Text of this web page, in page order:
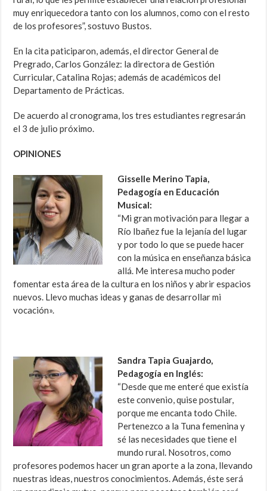
muy enriquecedora tanto con los alumnos, como con el resto
de los profesores”, sostuvo Bustos.
En la cita paticiparon, además, el director General de
Pregrado, Carlos González: la directora de Gestión
Curricular, Catalina Rojas; además de académicos del
Departamento de Prácticas.
De acuerdo al cronograma, los tres estudiantes regresarán
el 3 de julio próximo.
OPINIONES
Gisselle Merino Tapia,
Pedagogía en Educación
Musical:
“Mi gran motivación para llegar a
Río Ibañez fue la lejanía del lugar
y por todo lo que se puede hacer
con la música en enseñanza básica
allá. Me interesa mucho poder
fomentar esta área de la cultura en los niños y abrir espacios
nuevos. Llevo muchas ideas y ganas de desarrollar mi
vocación».
Sandra Tapia Guajardo,
Pedagogía en Inglés:
“Desde que me enteré que existía
este convenio, quise postular,
porque me encanta todo Chile.
Pertenezco a la Tuna femenina y
sé las necesidades que tiene el
mundo rural. Nosotros, como
profesores podemos hacer un gran aporte a la zona, llevando
nuestras ideas, nuestros conocimientos. Además, éste será